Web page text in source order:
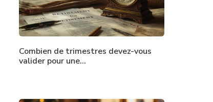
Combien de trimestres devez-vous
valider pour une…